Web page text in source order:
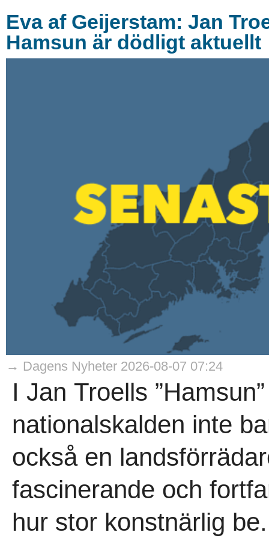
Eva af Geijerstam: Jan
Hamsun är dödligt aktuellt
→ Dagens Nyheter 2026-08-07 07:24
I Jan Troells
nationalskalden inte
också en
fascinerande och
hur stor konstnärlig